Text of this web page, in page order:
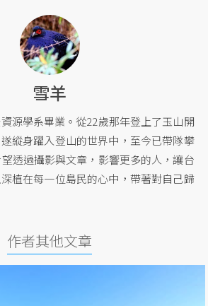
雪羊
源學系畢業。從22歲那年登上了玉山開
縱身躍入登山的世界中，至今已帶隊攀
透過攝影與文章，影響更多的人，讓台
植在每一位島民的心中，帶著對自己歸
作者其他文章